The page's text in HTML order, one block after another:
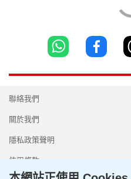
聯絡我們
關於我們
隱私政策聲明
使用條款